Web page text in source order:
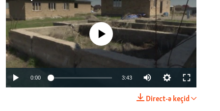
No media source currently available
0:00 3:43
Direct-ə keçid